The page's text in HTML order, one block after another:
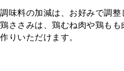
調味料の加減は、お好みで調整
鶏ささみは、鶏むね肉や鶏も
作りいただけます。